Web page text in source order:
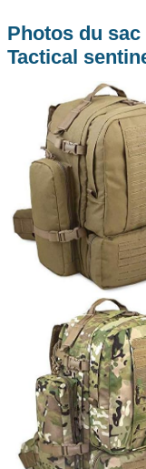
Photos du
Tactical